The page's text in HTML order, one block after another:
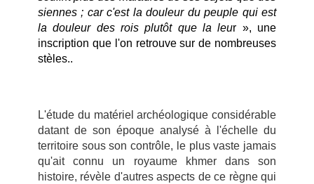
siennes ; car c'est la douleur du peuple qui est
la douleur des rois plutôt que la leur », une
inscription que l'on retrouve sur de nombreuses
stèles..
L'étude du matériel archéologique considérable
datant de son époque analysé à l'échelle du
territoire sous son contrôle, le plus vaste jamais
qu'ait connu un royaume khmer dans son
histoire, révèle d'autres aspects de ce règne qui